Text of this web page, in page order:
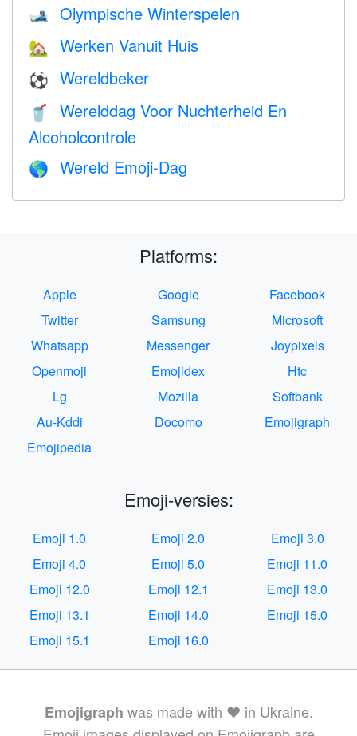
🎿 Olympische Winterspelen
🏡 Werken Vanuit Huis
⚽ Wereldbeker
🥤
Werelddag Voor Nuchterheid En
Alcoholcontrole
🌎 Wereld Emoji-Dag
Platforms:
Apple Google
Facebook
Twitter
Samsung
Microsoft
Whatsapp
Messenger
Joypixels
Openmoji
Emojidex
Htc
Lg
Mozilla
Softbank
Au-Kddi
Docomo
Emojigraph
Emojipedia
Emoji-versies:
Emoji 1.0 Emoji 2.0
Emoji 3.0
Emoji 4.0
Emoji 5.0
Emoji 11.0
Emoji 12.0
Emoji 12.1
Emoji 13.0
Emoji 13.1
Emoji 14.0
Emoji 15.0
Emoji 15.1
Emoji 16.0
Emojigraph was made with ❤️ in Ukraine.